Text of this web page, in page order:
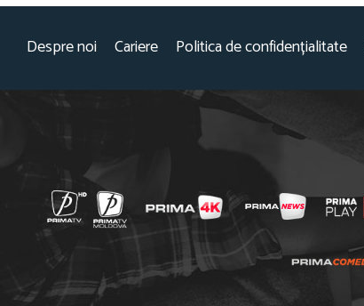
Despre noi Cariere Politica de confidențialitate